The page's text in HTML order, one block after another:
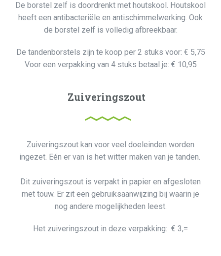
De borstel zelf is doordrenkt met houtskool. Houtskool
heeft een antibacteriële en antischimmelwerking. Ook
de borstel zelf is volledig afbreekbaar.
De tandenborstels zijn te koop per 2 stuks voor: € 5,75
Voor een verpakking van 4 stuks betaal je: € 10,95
Zuiveringszout
Zuiveringszout kan voor veel doeleinden worden
ingezet. Eén er van is het witter maken van je tanden.
Dit zuiveringszout is verpakt in papier en afgesloten
met touw. Er zit een gebruiksaanwijzing bij waarin je
nog andere mogelijkheden leest.
Het zuiveringszout in deze verpakking: € 3,=